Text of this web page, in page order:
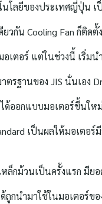
โลยีของประเทศญี่ปุ่น
วกัน Cooling Fan ก็ติดตั้
เตอร์ แต่ในช่วงนี้ เริ่มน
รฐานของ JIS นั่นเอง
ด้ออกแบบมอเตอร์ขึ้นใ
เป็นผลให้มอเตอ
หล็กม้วนเป็นครั้งแรก มี
ถูกนำมาใช้ในมอเตอร์